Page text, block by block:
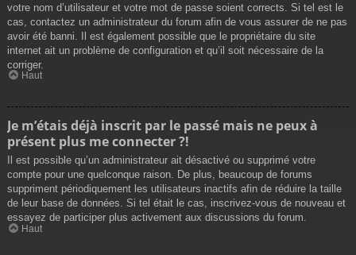
votre nom d’utilisateur et votre mot de passe soient corrects. Si tel est le
cas, contactez un administrateur du forum afin de vous assurer de ne pas
avoir été banni. Il est également possible que le propriétaire du site
internet ait un problème de configuration et qu’il soit nécessaire de la
corriger.
Haut
Je m’étais déjà inscrit par le passé mais ne peux à
présent plus me connecter ?!
Il est possible qu’un administrateur ait désactivé ou supprimé votre
compte pour une quelconque raison. De plus, beaucoup de forums
suppriment périodiquement les utilisateurs inactifs afin de réduire la taille
de leur base de données. Si tel était le cas, inscrivez-vous de nouveau et
essayez de participer plus activement aux discussions du forum.
Haut